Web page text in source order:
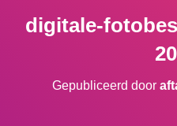
digitale-
Gepubliceerd door